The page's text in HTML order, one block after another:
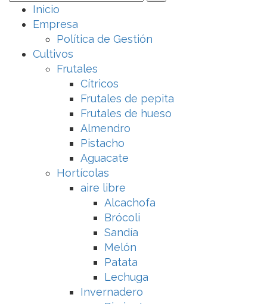
Inicio
Empresa
Política de Gestión
Cultivos
Frutales
Cítricos
Frutales de pepita
Frutales de hueso
Almendro
Pistacho
Aguacate
Hortícolas
aire libre
Alcachofa
Brócoli
Sandía
Melón
Patata
Lechuga
Invernadero